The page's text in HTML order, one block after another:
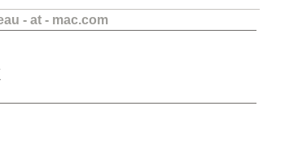
- at - mac.com